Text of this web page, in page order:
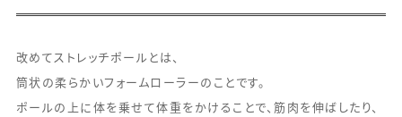
改めてストレッチポールとは、
筒状の柔らかいフォームローラーのことです。
ポールの上に体を乗せて体重をかけることで、筋肉を伸ばしたり、